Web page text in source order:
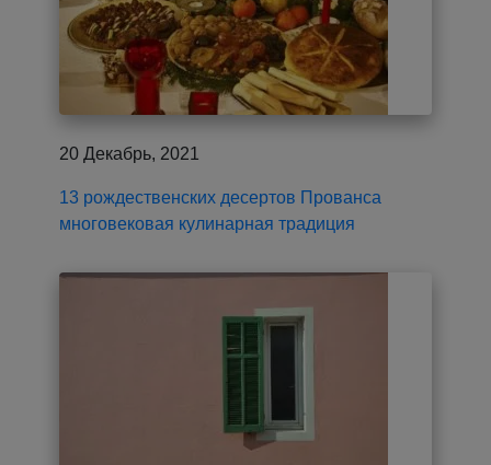
20 Декабрь, 2021
13 рождественских десертов Прованса
многовековая кулинарная традиция